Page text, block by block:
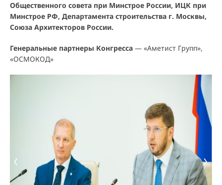
Общественного совета при Минстрое России, ИЦК при
Минстрое РФ, Департамента строительства г. Москвы,
Союза Архитекторов России.
Генеральные партнеры Конгресса — «Аметист Групп»,
«ОСМОКОД»